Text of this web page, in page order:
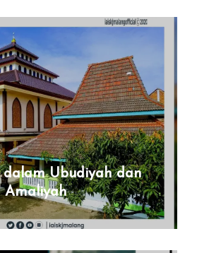
dalam Ubudiyah dan
Amaliyah